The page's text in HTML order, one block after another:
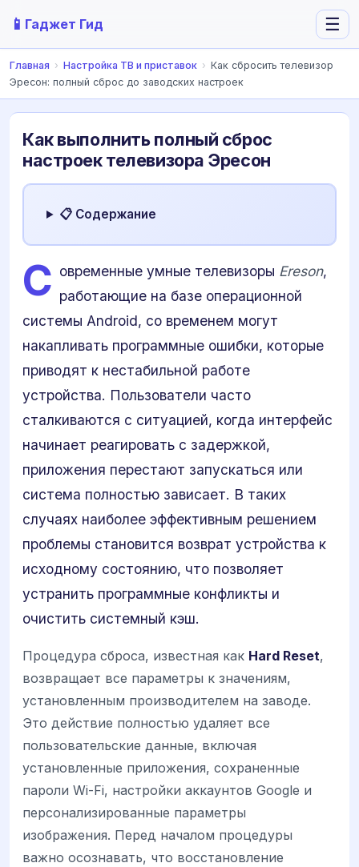
📱 Гаджет Гид ☰
Главная › Настройка ТВ и приставок › Как сбросить телевизор
Эресон: полный сброс до заводских настроек
Как выполнить полный сброс
настроек телевизора Эресон
📋 Содержание
С овременные умные телевизоры Ereson,
работающие на базе операционной
системы Android, со временем могут
накапливать программные ошибки, которые
приводят к нестабильной работе
устройства. Пользователи часто
сталкиваются с ситуацией, когда интерфейс
начинает реагировать с задержкой,
приложения перестают запускаться или
система полностью зависает. В таких
случаях наиболее эффективным решением
проблемы становится возврат устройства к
исходному состоянию, что позволяет
устранить программные конфликты и
очистить системный кэш.
Процедура сброса, известная как Hard Reset,
возвращает все параметры к значениям,
установленным производителем на заводе.
Это действие полностью удаляет все
пользовательские данные, включая
установленные приложения, сохраненные
пароли Wi-Fi, настройки аккаунтов Google и
персонализированные параметры
изображения. Перед началом процедуры
важно осознавать, что восстановление